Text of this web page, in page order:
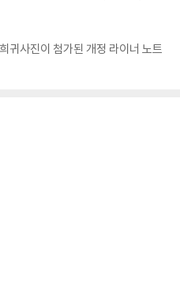
사진이 첨가된 개정 라이너 노트